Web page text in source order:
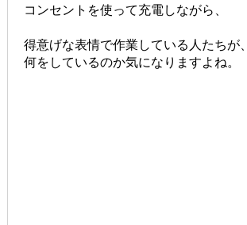
コンセントを使って充電しながら、
得意げな表情で作業している人たちが、
何をしているのか気になりますよね。